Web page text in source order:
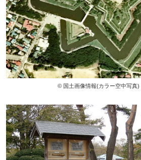
© 国土画像情報(カラー空中写真)